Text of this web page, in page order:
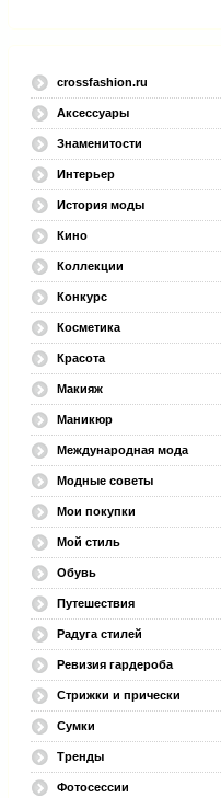
crossfashion.ru
Аксессуары
Знаменитости
Интерьер
История моды
Кино
Коллекции
Конкурс
Косметика
Красота
Макияж
Маникюр
Международная мода
Модные советы
Мои покупки
Мой стиль
Обувь
Путешествия
Радуга стилей
Ревизия гардероба
Стрижки и прически
Сумки
Тренды
Фотосессии